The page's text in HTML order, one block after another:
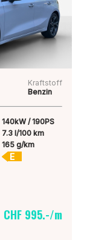
Kraftstoff
Benzin
140kW / 190PS
7.3 l/100 km
165 g/km
E
CHF 995.-/m